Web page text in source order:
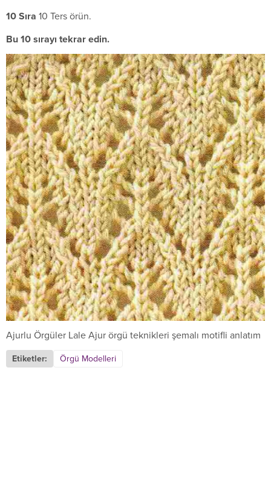
10 Sıra 10 Ters örün.
Bu 10 sırayı tekrar edin.
Ajurlu Örgüler Lale Ajur örgü teknikleri şemalı motifli anlatım
Etiketler: Örgü Modelleri